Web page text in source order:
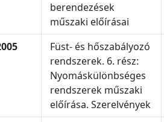
berendezések
műszaki előírásai
Füst- és hőszabályozó
rendszerek. 6. rész:
Nyomáskülönbséges
rendszerek műszaki
előírása. Szerelvények